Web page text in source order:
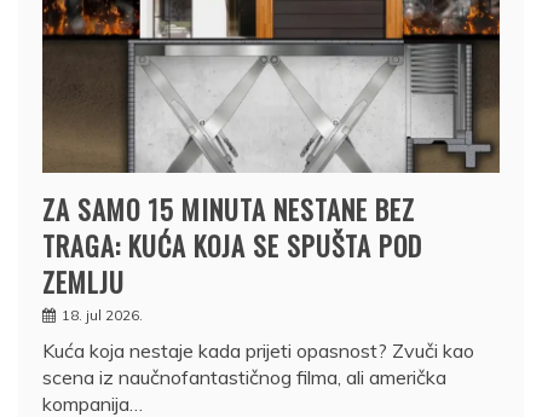
ZA SAMO 15 MINUTA NESTANE BEZ
TRAGA: KUĆA KOJA SE SPUŠTA POD
ZEMLJU
18. jul 2026.
Kuća koja nestaje kada prijeti opasnost? Zvuči kao
scena iz naučnofantastičnog filma, ali američka
kompanija…